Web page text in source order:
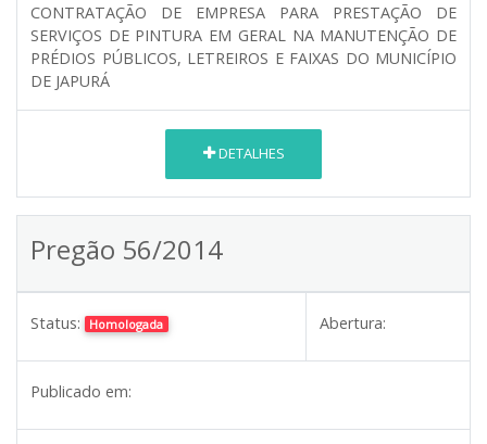
CONTRATAÇÃO DE EMPRESA PARA PRESTAÇÃO DE
SERVIÇOS DE PINTURA EM GERAL NA MANUTENÇÃO DE
PRÉDIOS PÚBLICOS, LETREIROS E FAIXAS DO MUNICÍPIO
DE JAPURÁ
DETALHES
Pregão 56/2014
Status: Homologada Abertura:
Publicado em: